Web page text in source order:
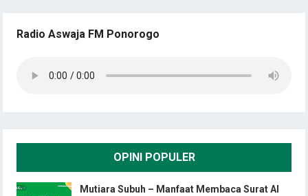
Radio Aswaja FM Ponorogo
OPINI POPULER
Mutiara Subuh – Manfaat Membaca Surat Al